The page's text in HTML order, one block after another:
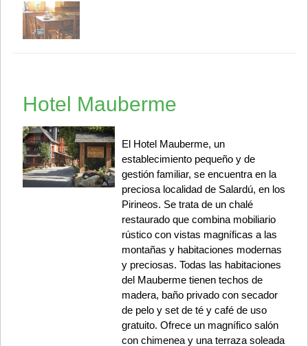
Hotel Mauberme
El Hotel Mauberme, un
establecimiento pequeño y de
gestión familiar, se encuentra en la
preciosa localidad de Salardú, en los
Pirineos. Se trata de un chalé
restaurado que combina mobiliario
rústico con vistas magníficas a las
montañas y habitaciones modernas
y preciosas. Todas las habitaciones
del Mauberme tienen techos de
madera, baño privado con secador
de pelo y set de té y café de uso
gratuito. Ofrece un magnífico salón
con chimenea y una terraza soleada